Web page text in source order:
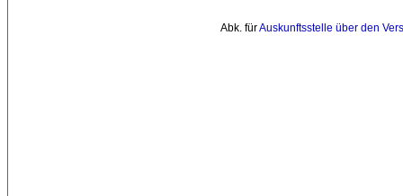
Abk. für Auskunftsstelle über den